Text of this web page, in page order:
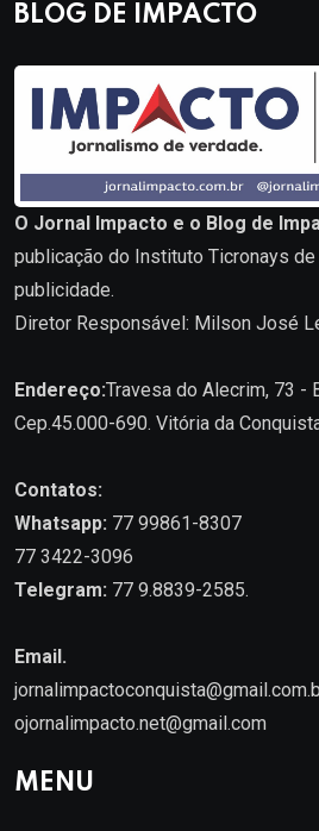
BLOG DE IMPACTO
O Jornal Impacto e o Blog de
publicação do Instituto Ticronays
publicidade.
Diretor Responsável: Milson José
Endereço:Travesa do Alecrim, 73 -
Cep.45.000-690. Vitória da
Contatos:
Whatsapp: 77 99861-8307
77 3422-3096
Telegram: 77 9.8839-2585.
Email.
ojornalimpacto.net@gmail.com
MENU